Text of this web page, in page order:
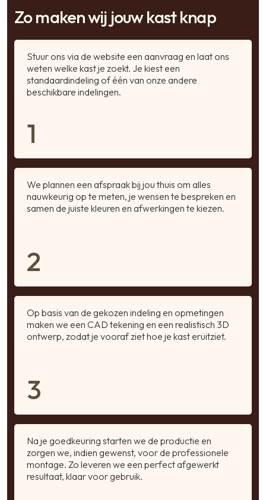
Zo maken wij jouw kast knap
Stuur ons via de website een aanvraag en laat ons
weten welke kast je zoekt. Je kiest een
standaardindeling of één van onze andere
beschikbare indelingen.
1
We plannen een afspraak bij jou thuis om alles
nauwkeurig op te meten, je wensen te bespreken en
samen de juiste kleuren en afwerkingen te kiezen.
2
Op basis van de gekozen indeling en opmetingen
maken we een CAD tekening en een realistisch 3D
ontwerp, zodat je vooraf ziet hoe je kast eruitziet.
3
Na je goedkeuring starten we de productie en
zorgen we, indien gewenst, voor de professionele
montage. Zo leveren we een perfect afgewerkt
resultaat, klaar voor gebruik.